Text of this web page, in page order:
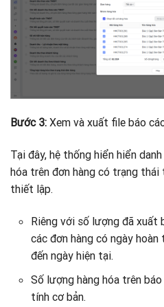
Bước 3: Xem và xuất file báo
Tại đây, hệ thống hiển hiển
hóa trên đơn hàng có trạng
thiết lập.
Riêng với số lượng đã xuất
các đơn hàng có ngày hoàn
đến ngày hiện tại.
Số lượng hàng hóa trên
tính cơ bản.